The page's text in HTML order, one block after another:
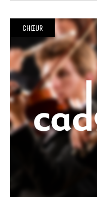
CHŒUR